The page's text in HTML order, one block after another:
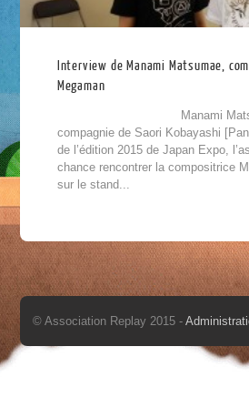
Interview de Manami Matsumae,
Megaman
Manami
compagnie de Saori Kobayashi
de l’édition 2015 de Japan Expo,
chance rencontrer la compositrice
sur le stand...
© Association Replay 2015 -